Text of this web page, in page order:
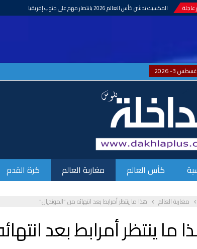
عاجلة المكسيك تدشن كأس العالم 2026 بانتصار مهم على جنوب إفريقيا
3- 2026
كأس العالم مغاربة العالم كرة القدم
مغاربة العالم هذا ما ينتظر أمرابط بعد انتهائه من “المونديال”
ما ينتظر أمرابط بعد